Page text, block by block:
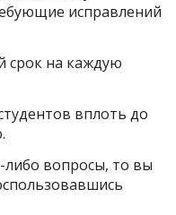
исправлений
срок на каждую
вплоть до
либо вопросы, то вы